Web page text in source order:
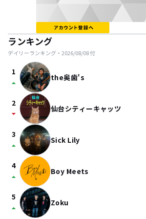
ランキング
デイリーランキング・ 2026/08/08付
1
arrow_drop_up the奥歯's
2
arrow_drop_down 仙台シティーキャッツ
3
arrow_drop_up Sick Lily
4
arrow_drop_up Boy Meets
5
arrow_drop_up Zoku